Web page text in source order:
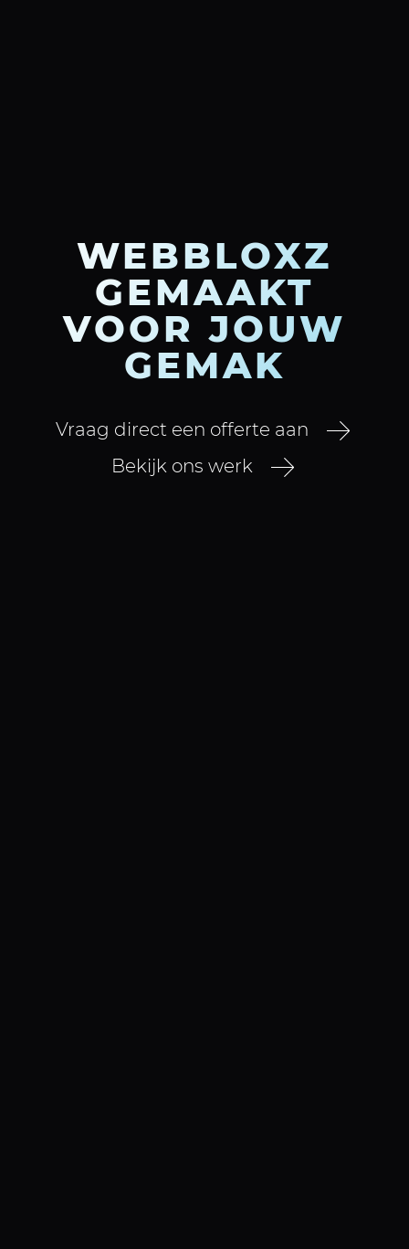
WEBBLOXZ
GEMAAKT
VOOR JOUW
GEMAK
Vraag direct een offerte aan
Bekijk ons werk